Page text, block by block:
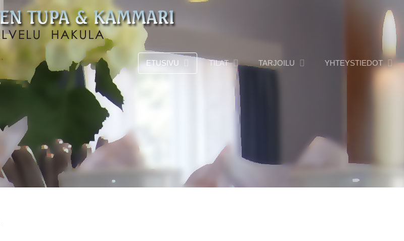
ETUSIVU TILAT TARJOILU YHTEYSTIEDOT